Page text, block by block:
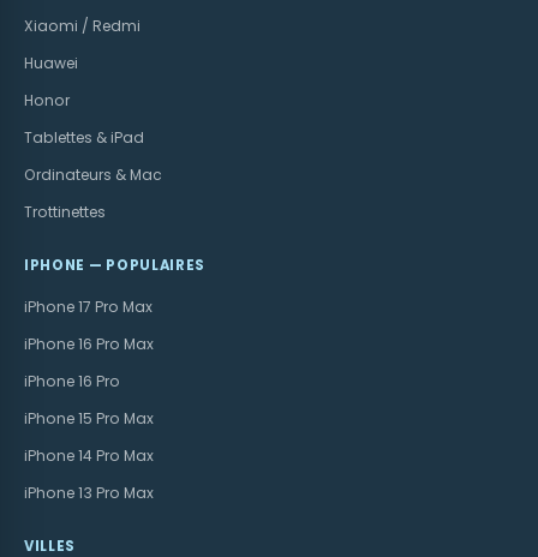
Xiaomi / Redmi
Huawei
Honor
Tablettes & iPad
Ordinateurs & Mac
Trottinettes
IPHONE — POPULAIRES
iPhone 17 Pro Max
iPhone 16 Pro Max
iPhone 16 Pro
iPhone 15 Pro Max
iPhone 14 Pro Max
iPhone 13 Pro Max
VILLES